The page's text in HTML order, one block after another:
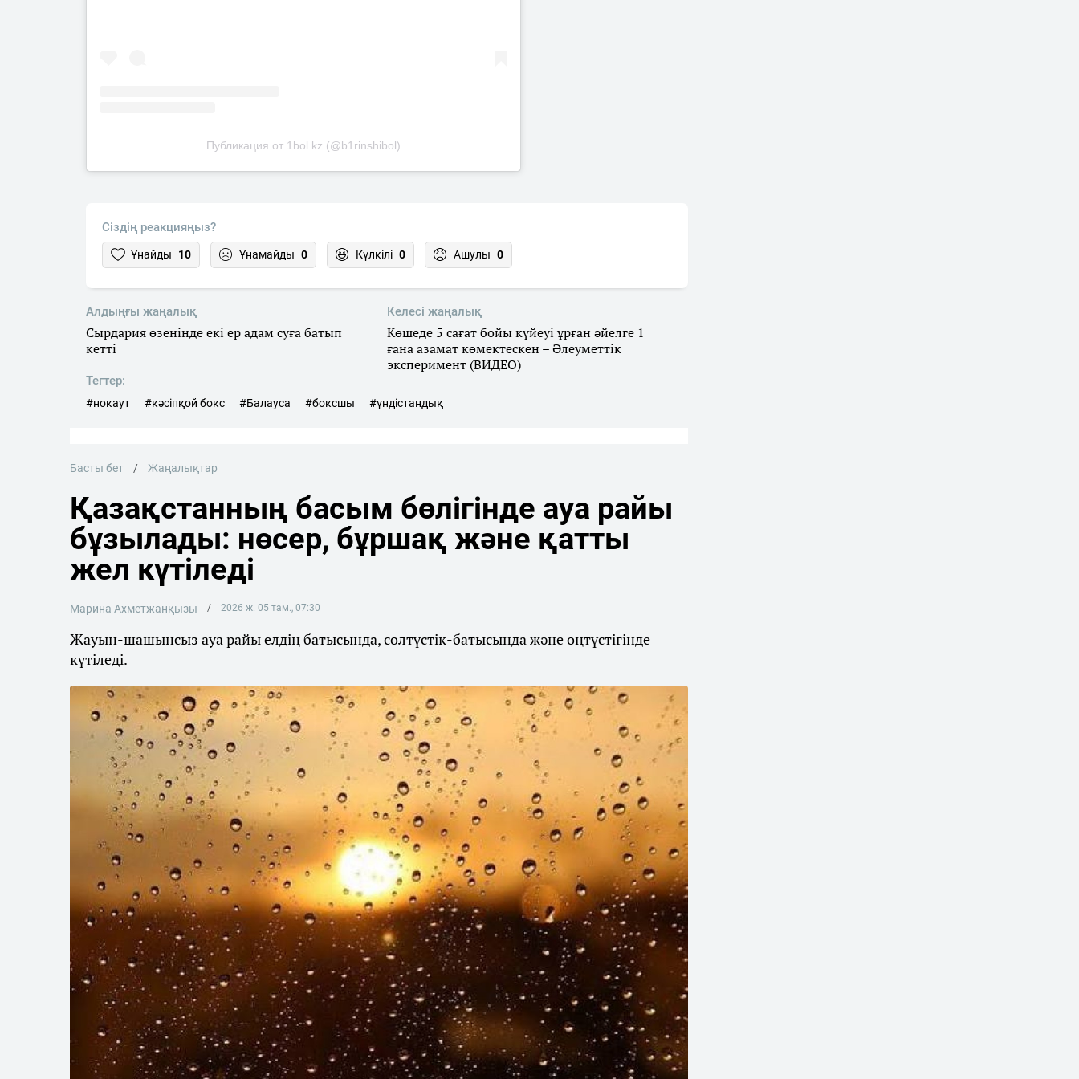
Публикация от 1bol.kz (@b1rinshibol)
Сіздің реакцияңыз?
Ұнайды 10 Ұнамайды 0 Күлкілі 0 Ашулы 0
Алдыңғы жаңалық
Сырдария өзенінде екі ер адам суға батып
кетті
Келесі жаңалық
Көшеде 5 сағат бойы күйеуі ұрған әйелге 1
ғана азамат көмектескен – Әлеуметтік
эксперимент (ВИДЕО)
Тегтер:
#нокаут #кәсіпқой бокс #Балауса #боксшы #үндістандық
Басты бет Жаңалықтар
Қазақстанның басым бөлігінде ауа райы
бұзылады: нөсер, бұршақ және қатты
жел күтіледі
Марина Ахметжанқызы 2026 ж. 05 там., 07:30
Жауын-шашынсыз ауа райы елдің батысында, солтүстік-батысында және оңтүстігінде
күтіледі.